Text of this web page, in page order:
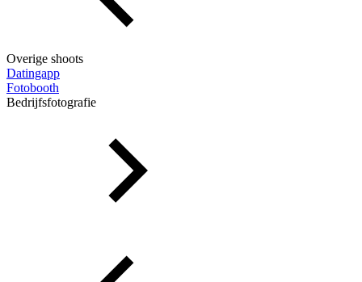
Overige shoots
Datingapp
Fotobooth
Bedrijfsfotografie